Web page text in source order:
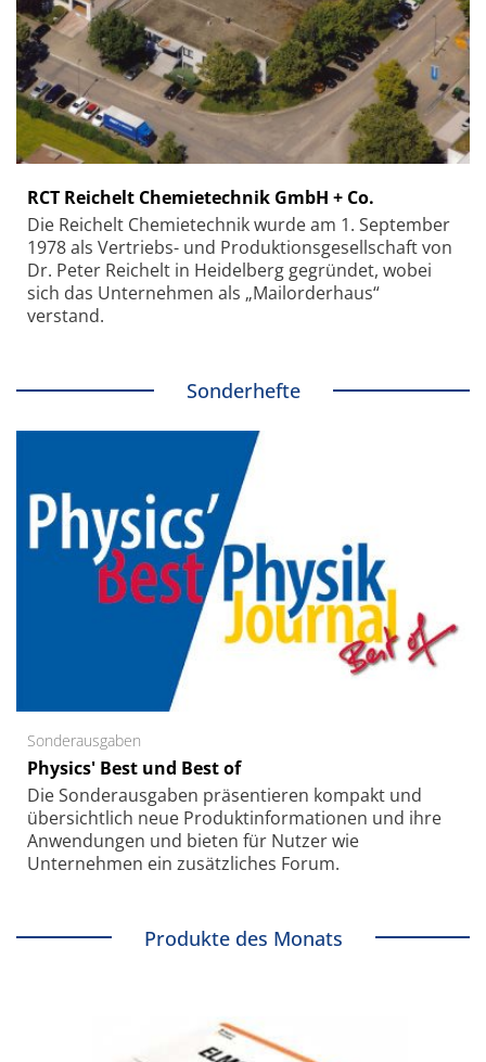
RCT Reichelt Chemietechnik GmbH + Co.
Die Reichelt Chemietechnik wurde am 1. September
1978 als Vertriebs- und Produktionsgesellschaft von
Dr. Peter Reichelt in Heidelberg gegründet, wobei
sich das Unternehmen als „Mailorderhaus“
verstand.
Sonderhefte
Sonderausgaben
Physics' Best und Best of
Die Sonder­ausgaben präsentieren kompakt und
übersichtlich neue Produkt­informationen und ihre
Anwendungen und bieten für Nutzer wie
Unternehmen ein zusätzliches Forum.
Produkte des Monats